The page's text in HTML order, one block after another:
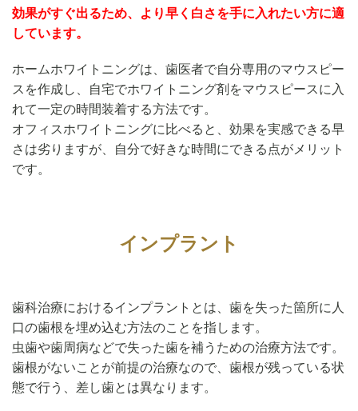
効果がすぐ出るため、より早く白さを手に入れたい方に適
しています。
ホームホワイトニングは、歯医者で自分専用のマウスピー
スを作成し、自宅でホワイトニング剤をマウスピースに入
れて一定の時間装着する方法です。
オフィスホワイトニングに比べると、効果を実感できる早
さは劣りますが、自分で好きな時間にできる点がメリット
です。
インプラント
歯科治療におけるインプラントとは、歯を失った箇所に人
口の歯根を埋め込む方法のことを指します。
虫歯や歯周病などで失った歯を補うための治療方法です。
歯根がないことが前提の治療なので、歯根が残っている状
態で行う、差し歯とは異なります。